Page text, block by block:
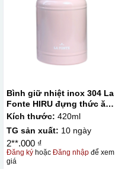
Bình giữ nhiệt inox 304 La
Fonte HIRU đựng thức ăn
420 ml – 012348
Kích thước: 420ml
TG sản xuất: 10 ngày
2**.000 ₫
Đăng ký hoặcĐăng nhập để xem
giá